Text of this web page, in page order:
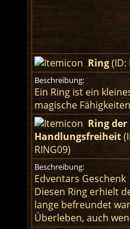
Ring(ID:
Beschreibung:
Ein Ring ist ein
magische
Ring der
Handlungsfreiheit
RING09)
Beschreibung:
Edventars Geschenk
Diesen Ring erhielt
lange befreundet
Überleben, auch